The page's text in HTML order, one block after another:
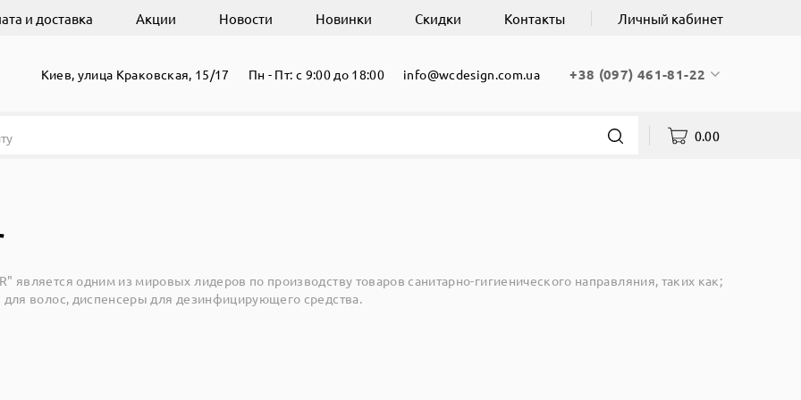
и доставка Акции Новости Новинки Скидки Контакты Личный кабинет
Киев, улица Краковская, 15/17 Пн - Пт: с 9:00 до 18:00 info@wcdesign.com.ua +38 (097) 461-81-22
0.00
является одним из мировых лидеров по производству товаров санитарно-гигиенического направляния, таких как;
волос, диспенсеры для дезинфицирующего средства.